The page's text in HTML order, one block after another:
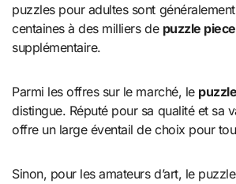
puzzles pour adultes sont
centaines à des milliers de puzzle
supplémentaire.
Parmi les offres sur le marché, le
distingue. Réputé pour sa qualité et sa
offre un large éventail de choix pour
Sinon, pour les amateurs d’art, le puzzle